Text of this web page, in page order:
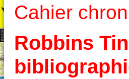
Cahier
Robbins